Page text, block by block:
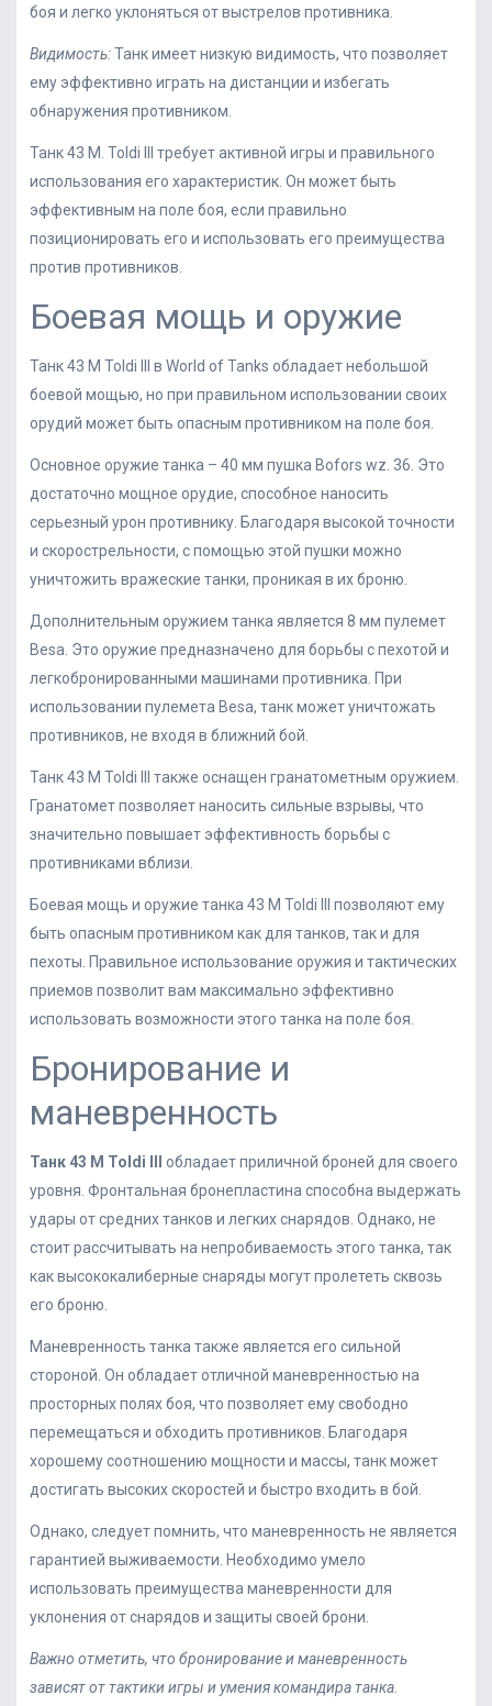
боя и легко уклоняться от выстрелов противника.
Видимость:Танк имеет низкую видимость, что позволяет
ему эффективно играть на дистанции и избегать
обнаружения противником.
Танк 43 M. Toldi III требует активной игры и правильного
использования его характеристик. Он может быть
эффективным на поле боя, если правильно
позиционировать его и использовать его преимущества
против противников.
Боевая мощь и оружие
Танк 43 M Toldi III в World of Tanks обладает небольшой
боевой мощью, но при правильном использовании своих
орудий может быть опасным противником на поле боя.
Основное оружие танка – 40 мм пушка Bofors wz. 36. Это
достаточно мощное орудие, способное наносить
серьезный урон противнику. Благодаря высокой точности
и скорострельности, с помощью этой пушки можно
уничтожить вражеские танки, проникая в их броню.
Дополнительным оружием танка является 8 мм пулемет
Besa. Это оружие предназначено для борьбы с пехотой и
легкобронированными машинами противника. При
использовании пулемета Besa, танк может уничтожать
противников, не входя в ближний бой.
Танк 43 M Toldi III также оснащен гранатометным оружием.
Гранатомет позволяет наносить сильные взрывы, что
значительно повышает эффективность борьбы с
противниками вблизи.
Боевая мощь и оружие танка 43 M Toldi III позволяют ему
быть опасным противником как для танков, так и для
пехоты. Правильное использование оружия и тактических
приемов позволит вам максимально эффективно
использовать возможности этого танка на поле боя.
Бронирование и
маневренность
Танк 43 M Toldi III
обладает приличной броней для своего
уровня. Фронтальная бронепластина способна выдержать
удары от средних танков и легких снарядов. Однако, не
стоит рассчитывать на непробиваемость этого танка, так
как высококалиберные снаряды могут пролететь сквозь
его броню.
Маневренность танка также является его сильной
стороной. Он обладает отличной маневренностью на
просторных полях боя, что позволяет ему свободно
перемещаться и обходить противников. Благодаря
хорошему соотношению мощности и массы, танк может
достигать высоких скоростей и быстро входить в бой.
Однако, следует помнить, что маневренность не является
гарантией выживаемости. Необходимо умело
использовать преимущества маневренности для
уклонения от снарядов и защиты своей брони.
Важно отметить, что бронирование и маневренность
зависят от тактики игры и умения командира танка.